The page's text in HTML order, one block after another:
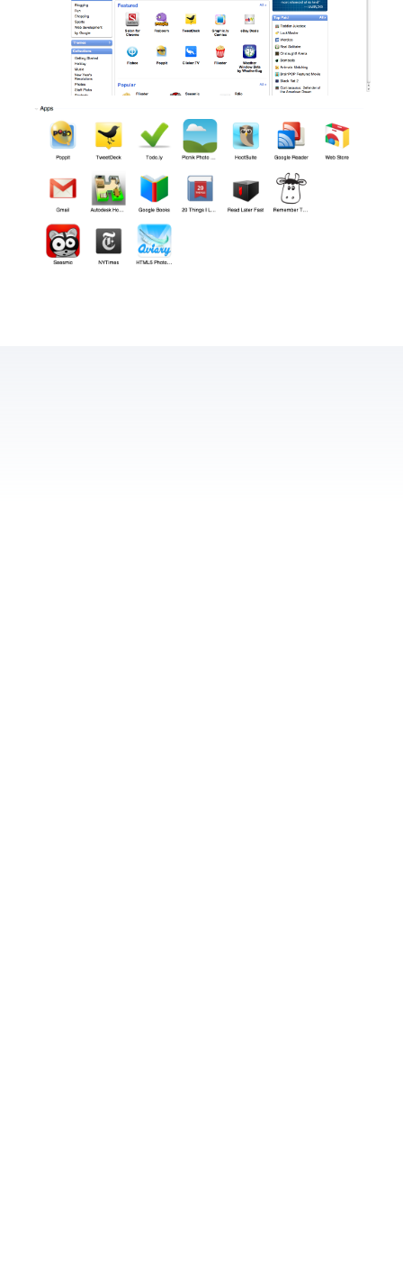
El concepte d’aquesta tenda web és el mateix que utilitza la AppStore de l’iPhone o l’iPad, on et pots instalar de forma molt fàcil aplicacions, ja siguin de pagament o gratuïtes. Cada vegada les aplicacions online tenen més pes, en detriment d’aplicacions d’escriptori tradicionals, pel què és normal anar tendint, mica en mica, cap a un directori d’aplicacions “al núvol”. De moment, moltes d’aquestes aplicacions són simples enllaços cap a “aplicacions web” com ara el gmail o el hootsuite, però també hi ha aplicacions força més completes, utilitzant tecnologies modernes com ara HTML5 o CSS3 que ens permeten fer aplicacions tant potents com les d’escriptori podent, fins i tot, utilitzarles sense connexió a internet, com ara el Google Docs.